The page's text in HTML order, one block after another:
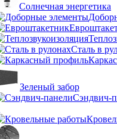
Солнечная энергетика
Сталь в
Зеленый забор
Сэндвич-